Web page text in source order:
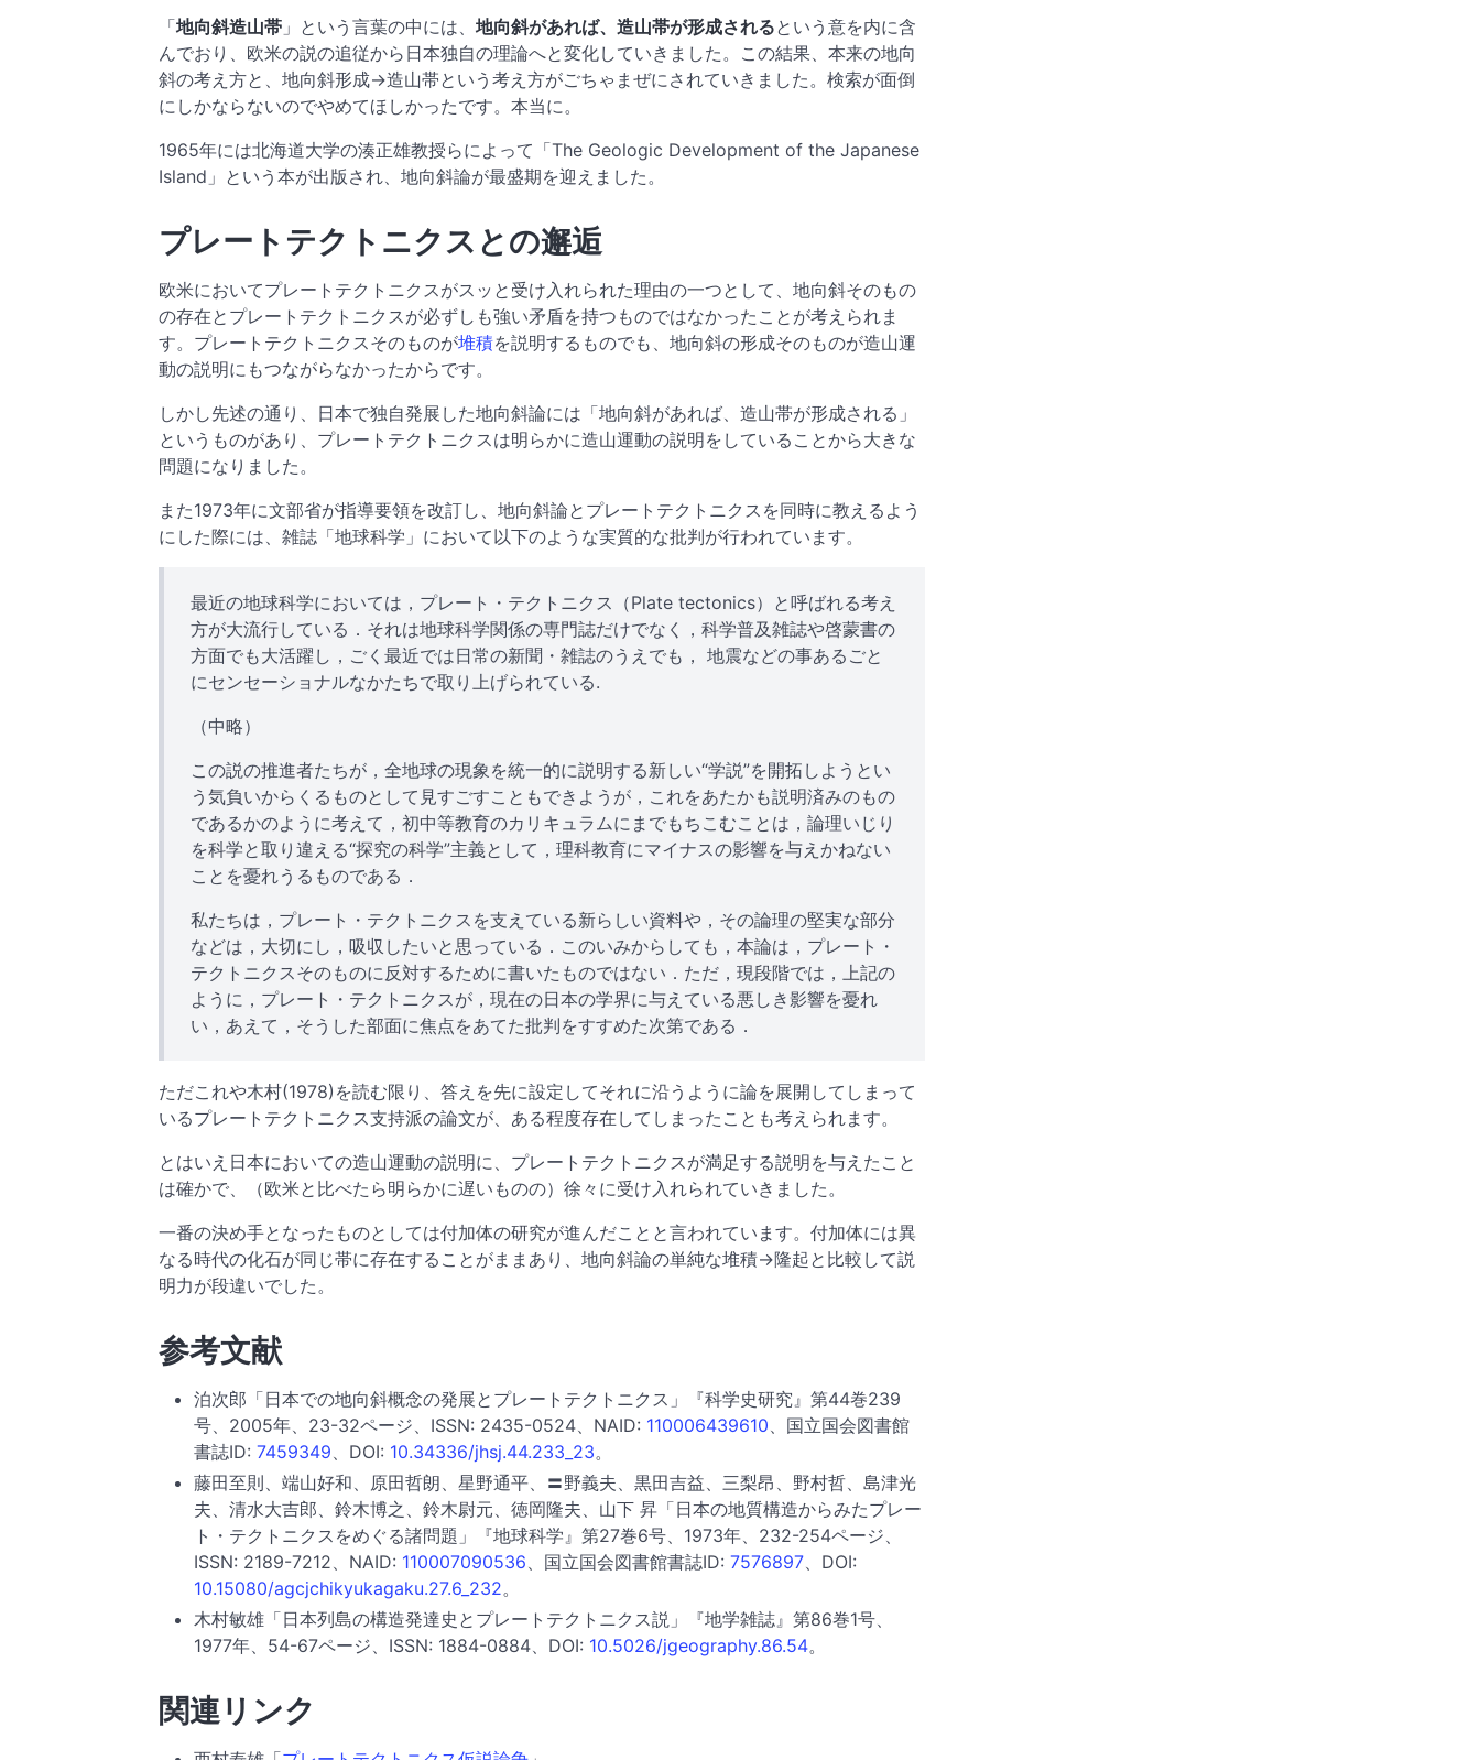
「地向斜造山帯 」という言葉の中には、 地向斜があれば、造山帯が形成されるという意を内に含
んでおり、欧米の説の追従から日本独自の理論へと変化していきました。この結果、本来の地向
斜の考え方と、地向斜形成→造山帯という考え方がごちゃまぜにされていきました。検索が面倒
にしかならないのでやめてほしかったです。本当に。
1965年には北海道大学の湊正雄教授らによって「The Geologic Development of the Japanese
Island」という本が出版され、地向斜論が最盛期を迎えました。
プレートテクトニクスとの邂逅
欧米においてプレートテクトニクスがスッと受け入れられた理由の一つとして、地向斜そのもの
の存在とプレートテクトニクスが必ずしも強い矛盾を持つものではなかったことが考えられま
す。プレートテクトニクスそのものが堆積を説明するものでも、地向斜の形成そのものが造山運
動の説明にもつながらなかったからです。
しかし先述の通り、日本で独自発展した地向斜論には「地向斜があれば、造山帯が形成される」
というものがあり、プレートテクトニクスは明らかに造山運動の説明をしていることから大きな
問題になりました。
また1973年に文部省が指導要領を改訂し、地向斜論とプレートテクトニクスを同時に教えるよう
にした際には、雑誌「地球科学」において以下のような実質的な批判が行われています。
最近の地球科学においては，プレート・テクトニクス（Plate tectonics）と呼ばれる考え
方が大流行している．それは地球科学関係の専門誌だけでなく，科学普及雑誌や啓蒙書の
方面でも大活躍し，ごく最近では日常の新聞・雑誌のうえでも， 地震などの事あるごと
にセンセーショナルなかたちで取り上げられている.
（中略）
この説の推進者たちが，全地球の現象を統一的に説明する新しい“学説”を開拓しようとい
う気負いからくるものとして見すごすこともできようが，これをあたかも説明済みのもの
であるかのように考えて，初中等教育のカリキュラムにまでもちこむことは，論理いじり
を科学と取り違える“探究の科学”主義として，理科教育にマイナスの影響を与えかねない
ことを憂れうるものである．
私たちは，プレート・テクトニクスを支えている新らしい資料や，その論理の堅実な部分
などは，大切にし，吸収したいと思っている．このいみからしても，本論は，プレート・
テクトニクスそのものに反対するために書いたものではない．ただ，現段階では，上記の
ように，プレート・テクトニクスが，現在の日本の学界に与えている悪しき影響を憂れ
い，あえて，そうした部面に焦点をあてた批判をすすめた次第である．
ただこれや木村(1978)を読む限り、答えを先に設定してそれに沿うように論を展開してしまって
いるプレートテクトニクス支持派の論文が、ある程度存在してしまったことも考えられます。
とはいえ日本においての造山運動の説明に、プレートテクトニクスが満足する説明を与えたこと
は確かで、（欧米と比べたら明らかに遅いものの）徐々に受け入れられていきました。
一番の決め手となったものとしては付加体の研究が進んだことと言われています。付加体には異
なる時代の化石が同じ帯に存在することがままあり、地向斜論の単純な堆積→隆起と比較して説
明力が段違いでした。
参考文献
泊次郎「日本での地向斜概念の発展とプレートテクトニクス」『科学史研究』第44巻239
号、2005年、23-32ページ、ISSN: 2435-0524、NAID: 110006439610 、国立国会図書館
書誌ID: 7459349 、DOI: 10.34336/jhsj.44.233_23。
藤田至則、端山好和、原田哲朗、星野通平、〓野義夫、黒田吉益、三梨昂、野村哲、島津光
夫、清水大吉郎、鈴木博之、鈴木尉元、徳岡隆夫、山下 昇「日本の地質構造からみたプレー
ト・テクトニクスをめぐる諸問題」『地球科学』第27巻6号、1973年、232-254ページ、
ISSN: 2189-7212、NAID: 110007090536 、国立国会図書館書誌ID: 7576897 、DOI:
10.15080/agcjchikyukagaku.27.6_232。
木村敏雄「日本列島の構造発達史とプレートテクトニクス説」『地学雑誌』第86巻1号、
1977年、54-67ページ、ISSN: 1884-0884、DOI: 10.5026/jgeography.86.54。
関連リンク